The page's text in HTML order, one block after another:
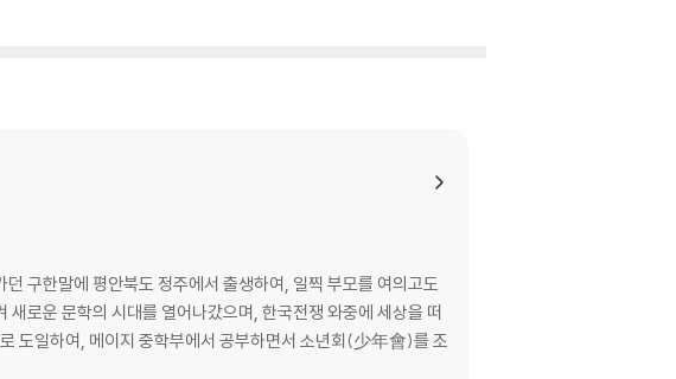
는 것이다, 라고 하는 말이 있습니다. 춘원은 그의 초기의 계몽적 거
지 다루고 있는 게 책 말미의 [해설] 파트입니다. 꼭 이 [해설] 파트
디 세상 사람들에 널리 알려지고 읽히고 퍼져나가기를 불전 앞에
구한말에 평안북도 정주에서 출생하여, 일찍 부모를 여의고도
로운 문학의 시대를 열어나갔으며, 한국전쟁 와중에 세상을 떠
도일하여, 메이지 중학부에서 공부하면서 소년회(少年會)를 조